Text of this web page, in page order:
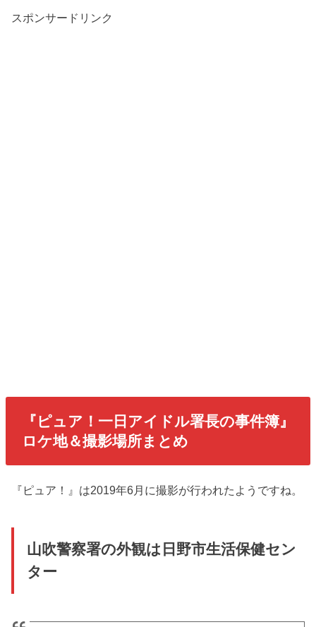
スポンサードリンク
『ピュア！一日アイドル署長の事件簿』
ロケ地＆撮影場所まとめ
『ピュア！』は2019年6月に撮影が行われたようですね。
山吹警察署の外観は日野市生活保健セン
ター